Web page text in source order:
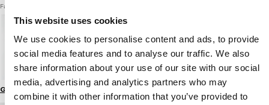
This website uses cookies
We use cookies to personalise content and ads, to provide
social media features and to analyse our traffic. We also
share information about your use of our site with our social
media, advertising and analytics partners who may
combine it with other information that you’ve provided to
Farbe: olive
Größenratgeber